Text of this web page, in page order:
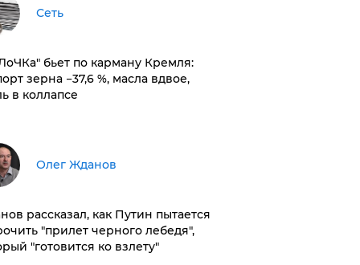
Сеть
бьет по карману Кремля:
зерна −37,6 %, масла вдвое,
в коллапсе
Олег Жданов
рассказал, как Путин пытается
"прилет черного лебедя",
"готовится ко взлету"